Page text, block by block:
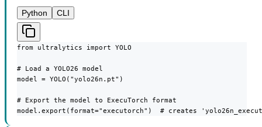
Python
CLI
from ultralytics import YOLO
# Load a YOLO26 model
model = YOLO("yolo26n.pt")
# Export the model to ExecuTorch format
model.export(format="executorch")  # creates